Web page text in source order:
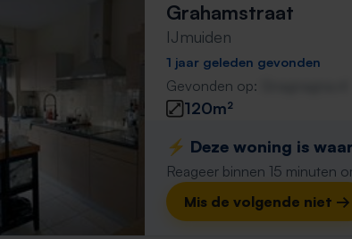
Grahamstraat
IJmuiden
1 jaar geleden gevonden
Gevonden op:
120m²
⚡️ Deze woning is
Reageer binnen 15 minuten
Mis de volgende niet →